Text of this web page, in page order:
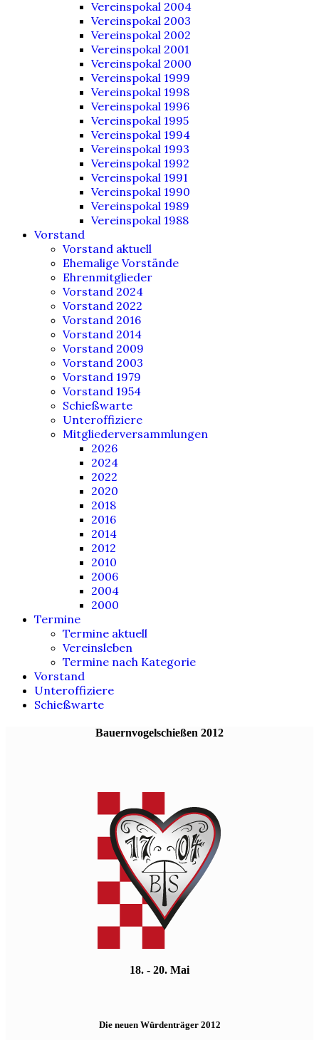
Vereinspokal 2004
Vereinspokal 2003
Vereinspokal 2002
Vereinspokal 2001
Vereinspokal 2000
Vereinspokal 1999
Vereinspokal 1998
Vereinspokal 1996
Vereinspokal 1995
Vereinspokal 1994
Vereinspokal 1993
Vereinspokal 1992
Vereinspokal 1991
Vereinspokal 1990
Vereinspokal 1989
Vereinspokal 1988
Vorstand
Vorstand aktuell
Ehemalige Vorstände
Ehrenmitglieder
Vorstand 2024
Vorstand 2022
Vorstand 2016
Vorstand 2014
Vorstand 2009
Vorstand 2003
Vorstand 1979
Vorstand 1954
Schießwarte
Unteroffiziere
Mitgliederversammlungen
2026
2024
2022
2020
2018
2016
2014
2012
2010
2006
2004
2000
Termine
Termine aktuell
Vereinsleben
Termine nach Kategorie
Vorstand
Unteroffiziere
Schießwarte
Bauernvogelschießen 2012
18. - 20. Mai
Die neuen Würdenträger 2012